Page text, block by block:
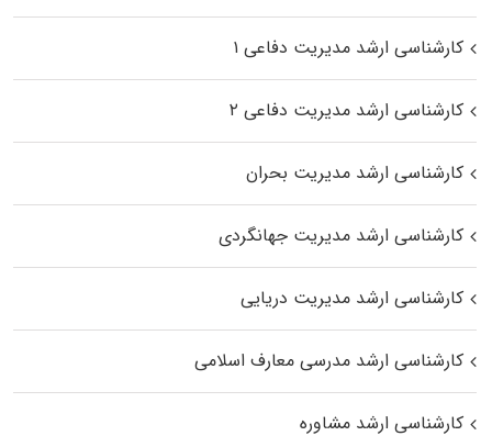
کارشناسی ارشد مدیریت دفاعی ۱
کارشناسی ارشد مدیریت دفاعی ۲
کارشناسی ارشد مدیریت بحران
کارشناسی ارشد مدیریت جهانگردی
کارشناسی ارشد مدیریت دریایی
کارشناسی ارشد مدرسی معارف اسلامی
کارشناسی ارشد مشاوره